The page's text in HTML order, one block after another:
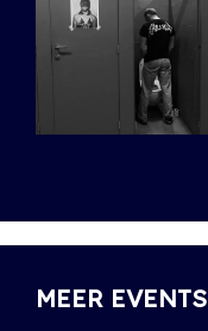
MEER EVENTS